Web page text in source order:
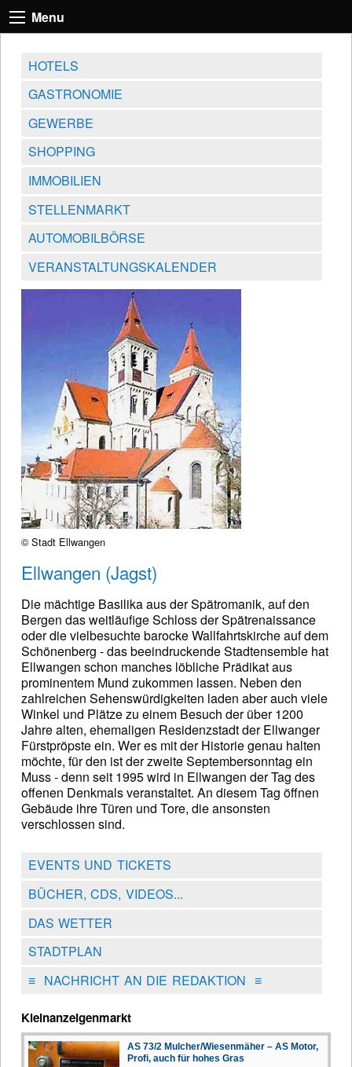
Menu
HOTELS
GASTRONOMIE
GEWERBE
SHOPPING
IMMOBILIEN
STELLENMARKT
AUTOMOBILBÖRSE
VERANSTALTUNGSKALENDER
© Stadt Ellwangen
Ellwangen (Jagst)
Die mächtige Basilika aus der Spätromanik, auf den
Bergen das weitläufige Schloss der Spätrenaissance
oder die vielbesuchte barocke Wallfahrtskirche auf dem
Schönenberg - das beeindruckende Stadtensemble hat
Ellwangen schon manches löbliche Prädikat aus
prominentem Mund zukommen lassen. Neben den
zahlreichen Sehenswürdigkeiten laden aber auch viele
Winkel und Plätze zu einem Besuch der über 1200
Jahre alten, ehemaligen Residenzstadt der Ellwanger
Fürstpröpste ein. Wer es mit der Historie genau halten
möchte, für den ist der zweite Septembersonntag ein
Muss - denn seit 1995 wird in Ellwangen der Tag des
offenen Denkmals veranstaltet. An diesem Tag öffnen
Gebäude ihre Türen und Tore, die ansonsten
verschlossen sind.
EVENTS UND TICKETS
BÜCHER, CDS, VIDEOS...
DAS WETTER
STADTPLAN
≡NACHRICHT AN DIE REDAKTION ≡
Kleinanzeigenmarkt
AS 73/2 Mulcher/Wiesenmäher – AS Motor,
Profi, auch für hohes Gras